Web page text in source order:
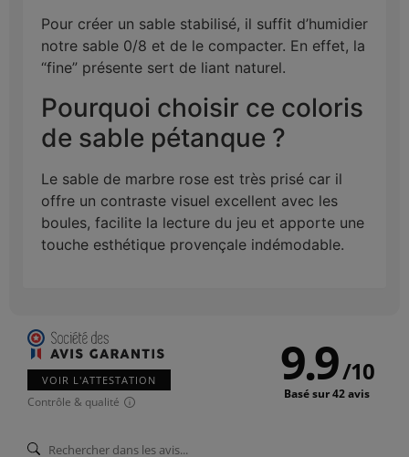
Pour créer un sable stabilisé, il suffit d’humidier
notre sable 0/8 et de le compacter. En effet, la
“fine” présente sert de liant naturel.
Pourquoi choisir ce coloris
de sable pétanque ?
Le sable de marbre rose est très prisé car il
offre un contraste visuel excellent avec les
boules, facilite la lecture du jeu et apporte une
touche esthétique provençale indémodable.
VOIR L'ATTESTATION
Contrôle & qualité
9.9/10
Basé sur 42 avis